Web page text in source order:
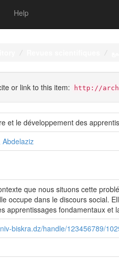
Help
or link to this item: http://
et le développement des
Abdelaziz
que nous situons cette
occupe dans le discours social.
apprentissages fondamentaux et
biskra.dz/handle/123456789/